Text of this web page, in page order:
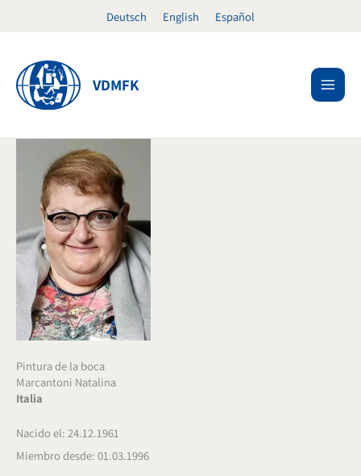
Deutsch English Español
VDMFK
Pintura de la boca
Marcantoni Natalina
Italia
Nacido el: 24.12.1961
Miembro desde: 01.03.1996